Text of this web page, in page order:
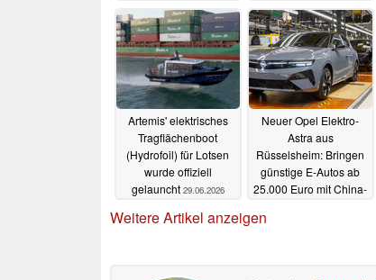
Artemis' elektrisches
Tragflächenboot
(Hydrofoil) für Lotsen
wurde offiziell
gelauncht 29.06.2026
Neuer Opel Elektro-
Astra aus
Rüsselsheim: Bringen
günstige E-Autos ab
25.000 Euro mit China-
Weitere Artikel anzeigen